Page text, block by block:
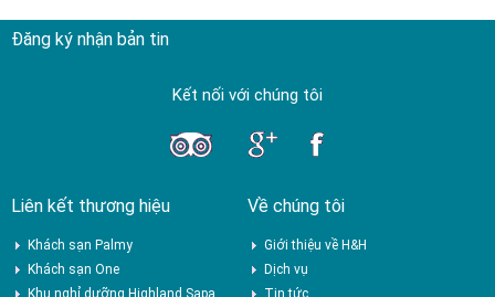
Đăng ký nhận bản tin
Kết nối với chúng tôi
Liên kết thương hiệu
Khách sạn Palmy
Khách sạn One
Về chúng tôi
Giới thiệu về H&H
Dịch vụ